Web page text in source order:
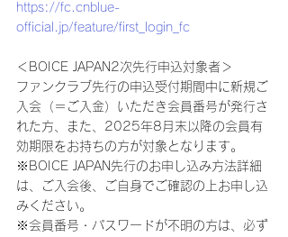
https://fc.cnblue-
official.jp/feature/first_login_fc
＜BOICE JAPAN2次先行申込対象者＞
ファンクラブ先行の申込受付期間中に新規ご
入会（＝ご入金）いただき会員番号が発行さ
れた方、また、2025年8月末以降の会員有
効期限をお持ちの方が対象となります。
※BOICE JAPAN先行のお申し込み方法詳細
は、ご入会後、ご自身でご確認の上お申し込
みください。
※会員番号・パスワードが不明の方は、必ず